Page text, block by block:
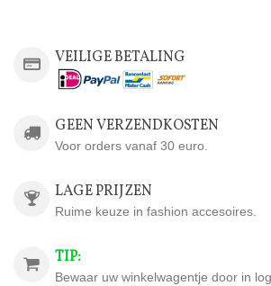
VEILIGE BETALING
GEEN VERZENDKOSTEN
Voor orders vanaf 30 euro.
LAGE PRIJZEN
Ruime keuze in fashion accesoires.
TIP:
Bewaar uw winkelwagentje door in